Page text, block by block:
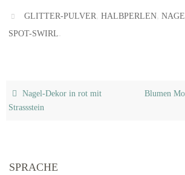
GLITTER-PULVER,HALBPERLEN,
SPOT-SWIRL
Nagel-Dekor in rot mit
Strassstein
Blumen
SPRACHE